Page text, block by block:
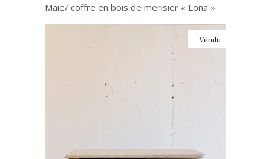
Maie/ coffre en bois de merisier « Lona »
Vendu